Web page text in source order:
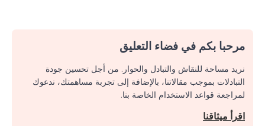
مرحبا بكم في فضاء التعليق
نريد مساحة للنقاش والتبادل والحوار. من أجل تحسين جودة
التبادلات بموجب مقالاتنا، بالإضافة إلى تجربة مساهمتك، ندعوك
لمراجعة قواعد الاستخدام الخاصة بنا.
اقرأ ميثاقنا